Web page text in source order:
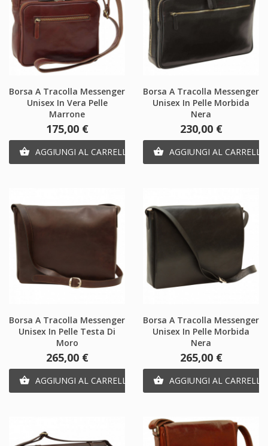
Borsa A Tracolla Messenger
Unisex In Vera Pelle
Marrone
Prezzo
175,00 €
 AGGIUNGI AL CARRELLO
Borsa A Tracolla Messenger
Unisex In Pelle Morbida
Nera
Prezzo
230,00 €
 AGGIUNGI AL CARRELLO
Borsa A Tracolla Messenger
Unisex In Pelle Testa Di
Moro
Prezzo
265,00 €
 AGGIUNGI AL CARRELLO
Borsa A Tracolla Messenger
Unisex In Pelle Morbida
Nera
Prezzo
265,00 €
 AGGIUNGI AL CARRELLO